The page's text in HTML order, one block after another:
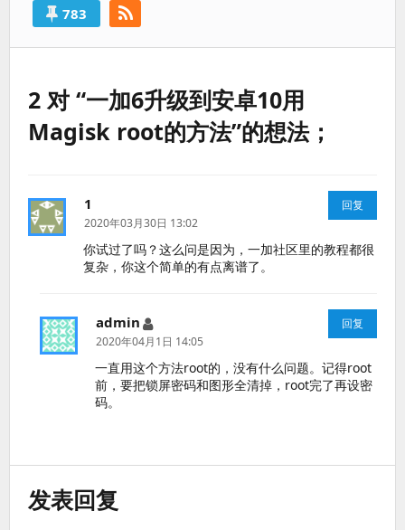
783
2 对 “一加6升级到安卓10用
Magisk root的方法”的想法；
1
道：
2020年03月30日 13:02
你试过了吗？这么问是因为，一加社区里的教程都很
复杂，你这个简单的有点离谱了。
回复
admin
说
道：
2020年04月1日 14:05
一直用这个方法root的，没有什么问题。记得root
前，要把锁屏密码和图形全清掉，root完了再设密
码。
回复
发表回复